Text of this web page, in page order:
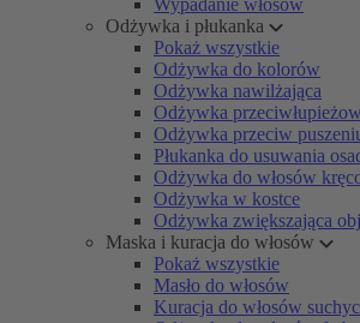
Wypadanie włosów
Odżywka i płukanka
Pokaż wszystkie
Odżywka do kolorów
Odżywka nawilżająca
Odżywka
Odżywka przeciw
Płukanka do usuwania
Odżywka do włosów
Odżywka w kostce
Odżywka zwiększająca
Maska i kuracja do włosów
Pokaż wszystkie
Masło do włosów
Kuracja do włosów